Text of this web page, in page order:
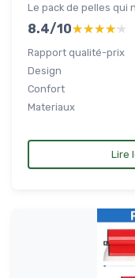
Le pack de pelles qui
8.4/10★★★★★
★★★★★
Rapport qualité-prix
Design
Confort
Materiaux
Lire